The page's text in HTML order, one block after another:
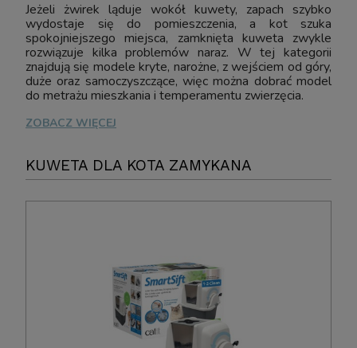
Jeżeli żwirek ląduje wokół kuwety, zapach szybko
wydostaje się do pomieszczenia, a kot szuka
spokojniejszego miejsca, zamknięta kuweta zwykle
rozwiązuje kilka problemów naraz. W tej kategorii
znajdują się modele kryte, narożne, z wejściem od góry,
duże oraz samoczyszczące, więc można dobrać model
do metrażu mieszkania i temperamentu zwierzęcia.
ZOBACZ WIĘCEJ
KUWETA DLA KOTA ZAMYKANA